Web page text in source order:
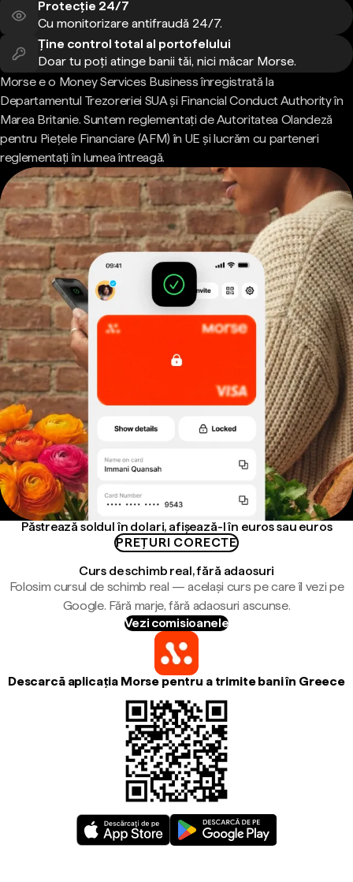
Protecție 24/7
Cu monitorizare antifraudă 24/7.
Ține control total al portofelului
Doar tu poți atinge banii tăi, nici măcar Morse.
Morse e o Money Services Business înregistrată la
Departamentul Trezoreriei SUA și Financial Conduct Authority în
Marea Britanie. Suntem reglementați de Autoritatea Olandeză
pentru Piețele Financiare (AFM) în UE și lucrăm cu parteneri
reglementați în lumea întreagă.
Păstrează soldul în dolari, afișează-l în euros sau euros
PREȚURI CORECTE
Curs de schimb real, fără adaosuri
Folosim cursul de schimb real — același curs pe care îl vezi pe
Google. Fără marje, fără adaosuri ascunse.
Vezi comisioanele
Descarcă aplicația Morse pentru a trimite bani în Greece